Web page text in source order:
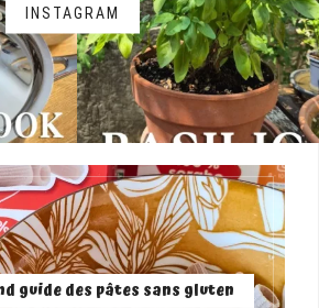
INSTAGRAM
guide des pâtes sans gluten